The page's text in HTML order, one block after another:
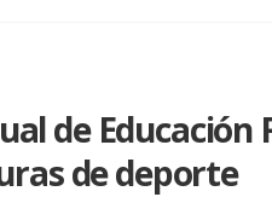
de
de deporte